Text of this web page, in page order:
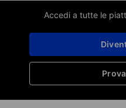
Accedi a tutte le